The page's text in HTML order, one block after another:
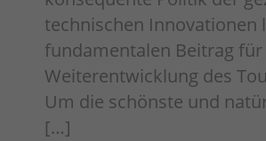
technischen Innovationen
fundamentalen Beitrag für
Weiterentwicklung des
Um die schönste und
[…]